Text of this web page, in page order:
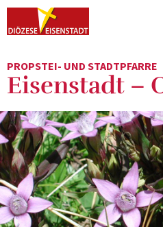
PROPSTEI- UND STADTPFARRE
Eisenstadt –